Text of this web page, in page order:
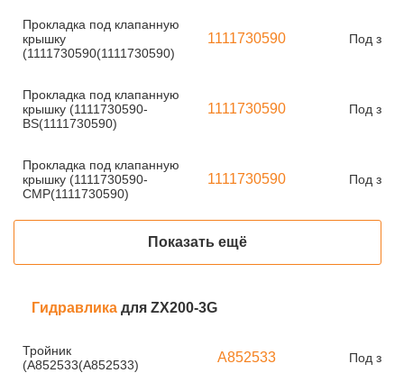
Прокладка под клапанную
крышку
(1111730590(1111730590)
1111730590 Под
Прокладка под клапанную
крышку (1111730590-
BS(1111730590)
1111730590 Под
Прокладка под клапанную
крышку (1111730590-
CMP(1111730590)
1111730590 Под
Показать ещё
Гидравлика для ZX200-3G
Тройник
(A852533(A852533)
A852533 Под